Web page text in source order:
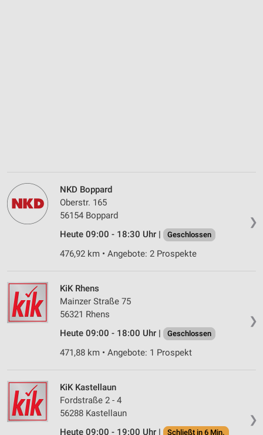
❯
NKD Boppard
Oberstr. 165
56154 Boppard
Heute 09:00 - 18:30 Uhr |
Geschlossen
476,92 km • Angebote: 2 Prospekte
❯
KiK Rhens
Mainzer Straße 75
56321 Rhens
Heute 09:00 - 18:00 Uhr |
Geschlossen
471,88 km • Angebote: 1 Prospekt
❯
KiK Kastellaun
Fordstraße 2 - 4
56288 Kastellaun
Heute 09:00 - 19:00 Uhr |
Schließt in 6 Min.